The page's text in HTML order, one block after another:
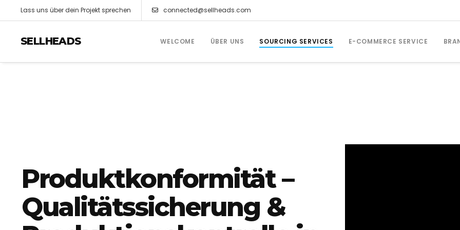
Lass uns über dein Projekt sprechen connected@sellheads.com
SELLHEADS WELCOME ÜBER UNS SOURCING SERVICES E-COMMERCE SERVICE
Produktkonformität –
Qualitätssicherung &